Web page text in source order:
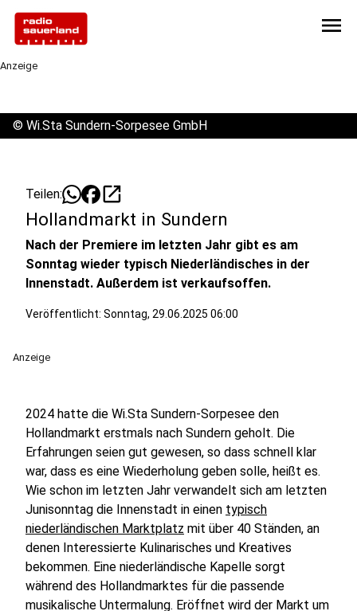
menu
Anzeige
© Wi.Sta Sundern-Sorpesee GmbH
Teilen: open_in_new
Hollandmarkt in Sundern
Nach der Premiere im letzten Jahr gibt es am
Sonntag wieder typisch Niederländisches in der
Innenstadt. Außerdem ist verkaufsoffen.
Veröffentlicht: Sonntag, 29.06.2025 06:00
Anzeige
2024 hatte die Wi.Sta Sundern-Sorpesee den
Hollandmarkt erstmals nach Sundern geholt. Die
Erfahrungen seien gut gewesen, so dass schnell klar
war, dass es eine Wiederholung geben solle, heißt es.
Wie schon im letzten Jahr verwandelt sich am letzten
Junisonntag die Innenstadt in einen typisch
niederländischen Marktplatz mit über 40 Ständen, an
denen Interessierte Kulinarisches und Kreatives
bekommen. Eine niederländische Kapelle sorgt
während des Hollandmarktes für die passende
musikalische Untermalung. Eröffnet wird der Markt um